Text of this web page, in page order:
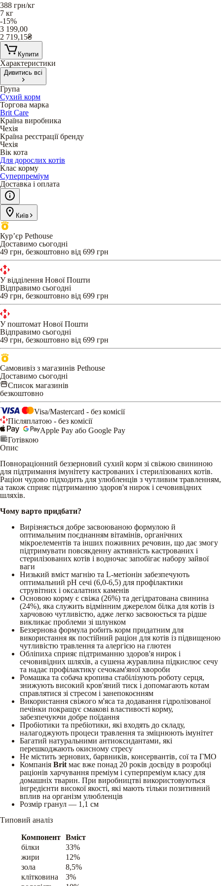
388 грн/кг
7 кг
-15%
3 199,00
2 719,15₴
Купити
Характеристики
Дивитись всі
Група
Сухий корм
Торгова марка
Brit Care
Країна виробника
Чехія
Країна реєстрації бренду
Чехія
Вік кота
Для дорослих котів
Клас корму
Суперпреміум
Доставка і оплата
Київ
Кур’єр Pethouse
Доставимо сьогодні
49 грн, безкоштовно від 699 грн
У відділення Нової Пошти
Відправимо сьогодні
49 грн, безкоштовно від 699 грн
У поштомат Нової Пошти
Відправимо сьогодні
49 грн, безкоштовно від 699 грн
Самовивіз з магазинів Pethouse
Доставимо сьогодні
Список магазинів
безкоштовно
Visa/Mastercard - без комісії
Післяплатою - без комісії
Apple Pay або Google Pay
Готівкою
Опис
Повнораціонний беззерновий сухий корм зі свіжою свининою
для підтримання імунітету кастрованих і стерилізованих котів.
Раціон чудово підходить для улюбленців з чутливим травленням,
а також сприяє підтриманню здоров'я нирок і сечовивідних
шляхів.
Чому варто придбати?
Вирізняється добре засвоюваною формулою й
оптимальним поєднанням вітамінів, органічних
мікроелементів та інших поживних речовин, що дає змогу
підтримувати повсякденну активність кастрованих і
стерилізованих котів і водночас запобігає набору зайвої
ваги
Низький вміст магнію та L-метіонін забезпечують
оптимальний рН сечі (6,0-6,5) для профілактики
струвітних і оксалатних каменів
Основою корму є свіжа (26%) та дегідратована свинина
(24%), яка служить відмінним джерелом білка для котів із
харчовою чутливістю, адже легко засвоюється та рідше
викликає проблеми зі шлунком
Беззернова формула робить корм придатним для
використання як постійний раціон для котів із підвищеною
чутливістю травлення та алергією на глютен
Обліпиха сприяє підтриманню здоров'я нирок і
сечовивідних шляхів, а сушена журавлина підкислює сечу
та надає профілактику сечокам'яної хвороби
Ромашка та собача кропива стабілізують роботу серця,
знижують високий кров'яний тиск і допомагають котам
справлятися зі стресом і занепокоєнням
Використання свіжого м'яса та додавання гідролізованої
печінки покращує смакові властивості корму,
забезпечуючи добре поїдання
Пробіотики та пребіотики, які входять до складу,
налагоджують процеси травлення та зміцнюють імунітет
Багатий натуральними антиоксидантами, які
перешкоджають окисному стресу
Не містить зернових, барвників, консервантів, сої та ГМО
Компанія Brit має вже понад 20 років досвіду в розробці
раціонів харчування преміум і суперпреміум класу для
домашніх тварин. При виробництві використовуються
інгредієнти високої якості, які мають тільки позитивний
вплив на організм улюбленців
Розмір гранул — 1,1 см
Типовий аналіз
Компонент Вміст
білки
33%
жири
12%
зола
8,5%
клітковина
3%